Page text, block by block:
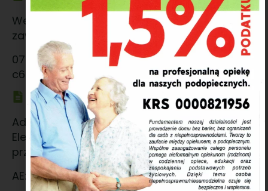
Wewnętrzny adres Autenti e-Doręczenia,
zawsze generowany i przypisany do skrzynki.
070596ca-40dd-467b-8e45-
c6b59c2abed9@ed.autenti.com
Adres BAE
Adres generowany z Bazy Adresów
Elektronicznych na żądanie użytkownika i
przypisany do skrzynki.
AE:PL-14631-28164-BRRIE-15